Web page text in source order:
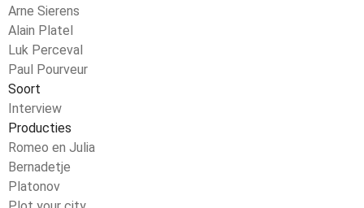
Arne Sierens
Alain Platel
Luk Perceval
Paul Pourveur
Soort
Interview
Producties
Romeo en Julia
Bernadetje
Platonov